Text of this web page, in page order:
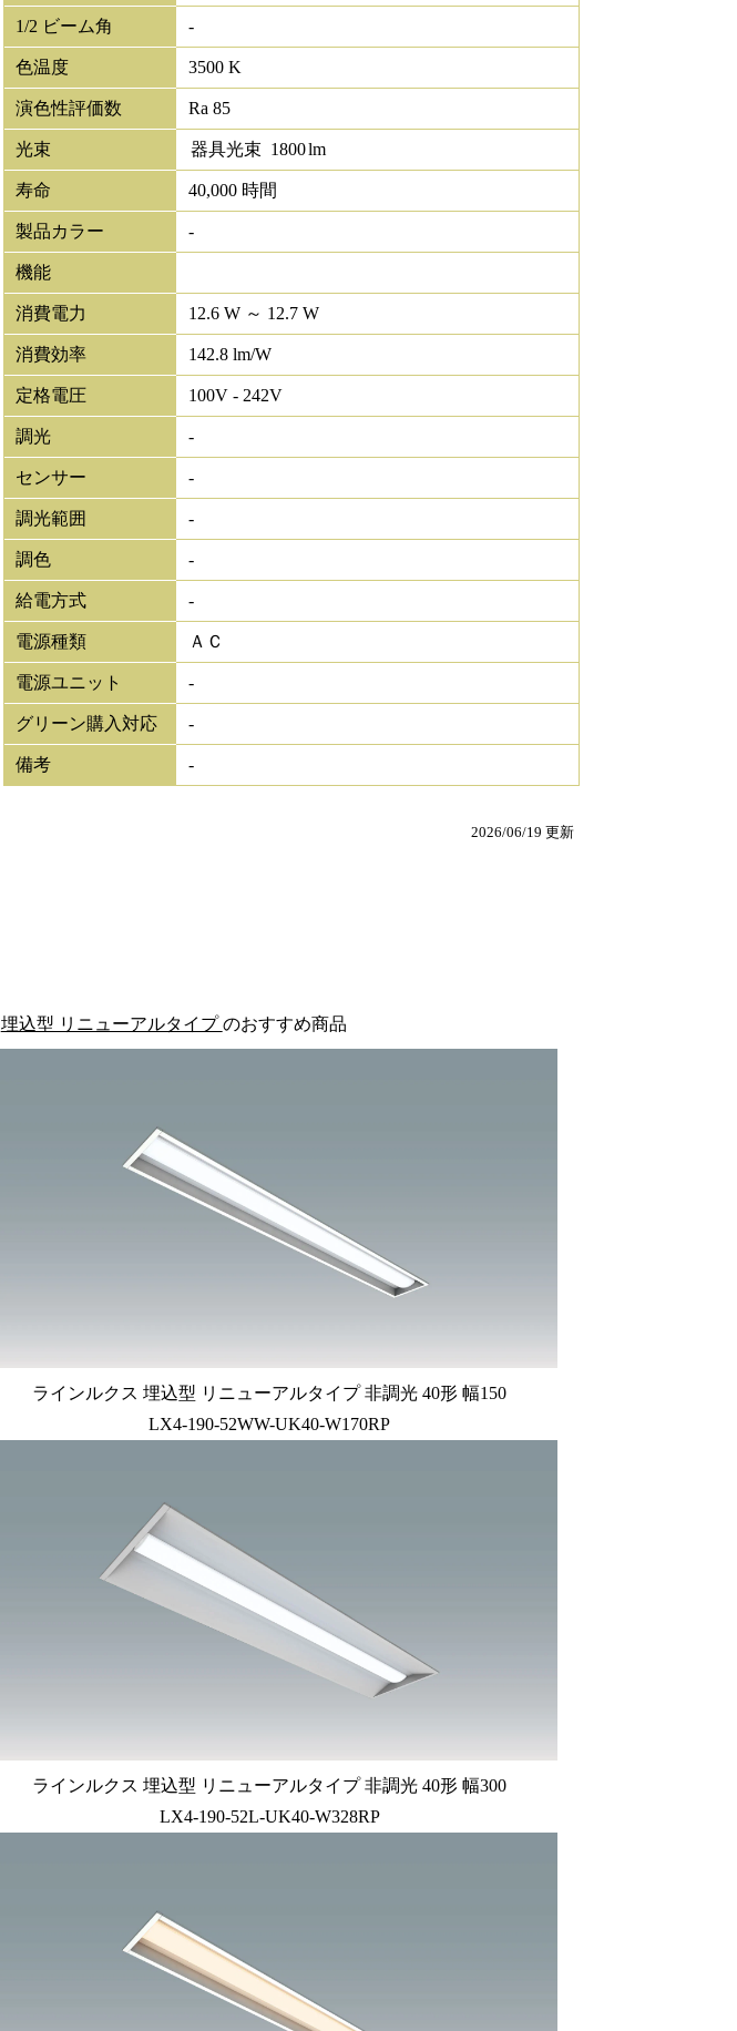
1/2 ビーム角 -
色温度 3500 K
演色性評価数 Ra 85
光束 器具光束 1800lm
寿命 40,000 時間
製品カラー -
機能
消費電力 12.6 W ～ 12.7 W
消費効率 142.8 lm/W
定格電圧 100V - 242V
調光 -
センサー -
調光範囲 -
調色 -
給電方式 -
電源種類 ＡＣ
電源ユニット -
グリーン購入対応 -
備考 -
2026/06/19 更新
埋込型 リニューアルタイプのおすすめ商品
ラインルクス 埋込型 リニューアルタイプ 非調光 40形 幅150
LX4-190-52WW-UK40-W170RP
ラインルクス 埋込型 リニューアルタイプ 非調光 40形 幅300
LX4-190-52L-UK40-W328RP